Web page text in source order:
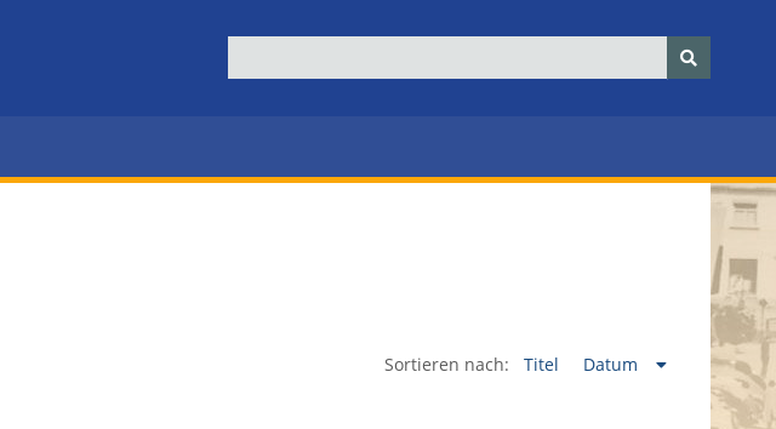
Sortieren nach: Titel Datum